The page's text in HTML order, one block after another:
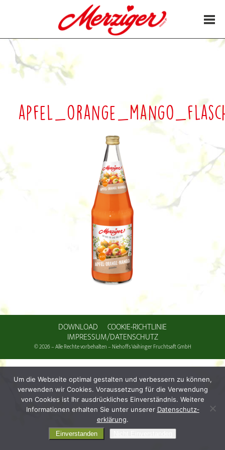
25. Juli 2017
DOWNLOAD COOKIE-RICHTLINIE
IMPRESSUM/DATENSCHUTZ
© 2026 – Alle Rechte vorbehalten – Niehoffs Vaihinger Fruchtsaft GmbH
Um die Webseite optimal gestalten und verbessern zu können,
verwenden wir Cookies. Voraussetzung für die Verwendung
von Cookies ist Ihr ausdrückliches Einverständnis. Weitere
Informationen erhalten Sie unter unserer Daten­schutz­
erklärung.
Einverstanden